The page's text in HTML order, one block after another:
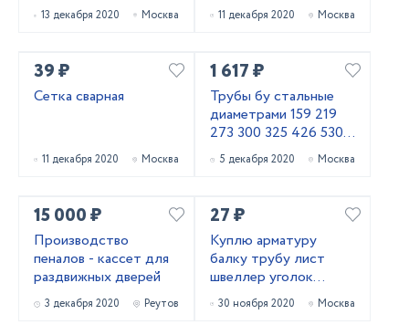
13 декабря 2020 Москва 11 декабря 2020 Москва
39 ₽
Сетка сварная
11 декабря 2020 Москва
1 617 ₽
Трубы бу стальные
диаметрами 159 219
273 300 325 426 530
630 720 820 1020
1220 1420
5 декабря 2020 Москва
15 000 ₽
Производство
пеналов - кассет для
раздвижных дверей
3 декабря 2020 Реутов
27 ₽
Куплю арматуру
балку трубу лист
швеллер уголок
лежалый
металлопрокат
30 ноября 2020 Москва